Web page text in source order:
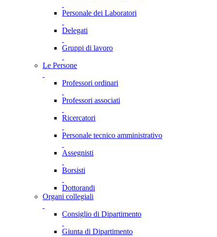
Personale dei Laboratori
Delegati
Gruppi di lavoro
Le Persone
Professori ordinari
Professori associati
Ricercatori
Personale tecnico amministrativo
Assegnisti
Borsisti
Dottorandi
Organi collegiali
Consiglio di Dipartimento
Giunta di Dipartimento